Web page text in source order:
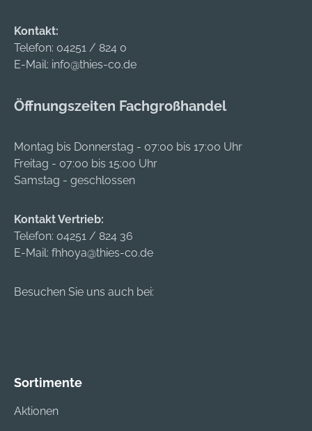
Kontakt:
Telefon: 04251 / 824 0
E-Mail: info@thies-co.de
Öffnungszeiten Fachgroßhandel
Montag bis Donnerstag - 07:00 bis 17:00 Uhr
Freitag - 07:00 bis 15:00 Uhr
Samstag - geschlossen
Kontakt Vertrieb:
Telefon: 04251 / 824 36
E-Mail: fhhoya@thies-co.de
Besuchen Sie uns auch bei:
Sortimente
Aktionen